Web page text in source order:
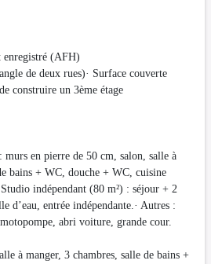
(AFH)
de deux rues)· Surface couverte
construire un 3ème étage
en pierre de 50 cm, salon, salle à
bains + WC, douche + WC, cuisine
indépendant (80 m²) : séjour + 2
d’eau, entrée indépendante.· Autres :
abri voiture, grande cour.
à manger, 3 chambres, salle de bains +